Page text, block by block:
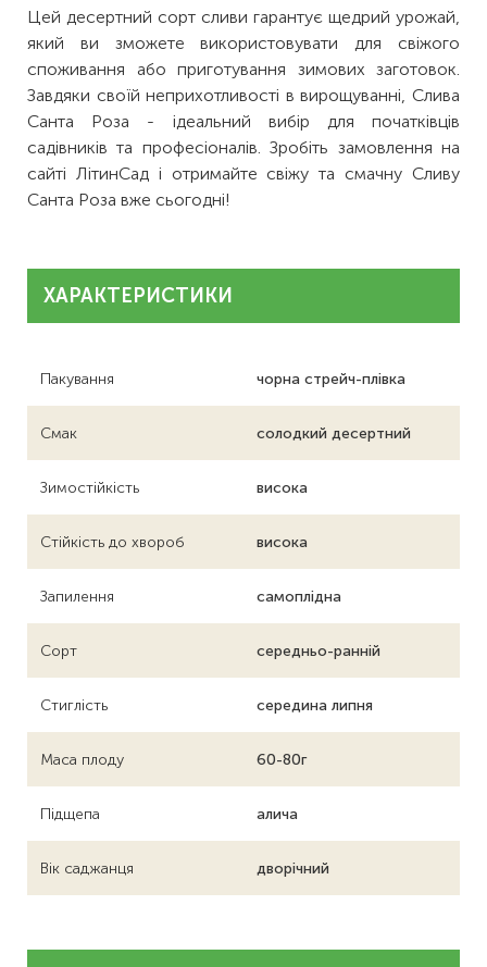
Цей десертний сорт сливи гарантує щедрий урожай,
який ви зможете використовувати для свіжого
споживання або приготування зимових заготовок.
Завдяки своїй неприхотливості в вирощуванні, Слива
Санта Роза - ідеальний вибір для початківців
садівників та професіоналів. Зробіть замовлення на
сайті ЛітинСад і отримайте свіжу та смачну Сливу
Санта Роза вже сьогодні!
ХАРАКТЕРИСТИКИ
Пакування чорна стрейч-плівка
Смак солодкий десертний
Зимостійкість висока
Стійкість до хвороб висока
Запилення самоплідна
Сорт середньо-ранній
Стиглість середина липня
Маса плоду 60-80г
Підщепа алича
Вік саджанця дворічний